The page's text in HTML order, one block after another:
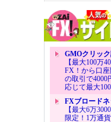
GMOクリック
【最大100万
FX！から口
の取引で4000
応じて最大
FXブロードネ
【最大6万
限定！1万通